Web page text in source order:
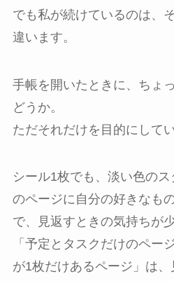
でも私が続けているのは、
違います。
手帳を開いたときに、ちょ
どうか。
ただそれだけを目的にしてい
シール1枚でも、淡い色の
のページに自分の好きなも
で、見返すときの気持ちが
「予定とタスクだけのペー
が1枚だけあるページ」は